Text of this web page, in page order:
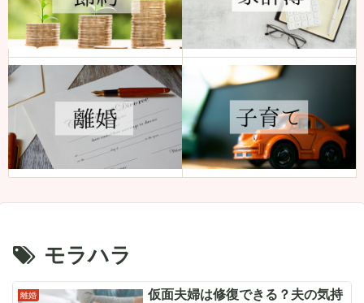
モラハラ
離婚
仮面夫婦は修復できる？夫の気持